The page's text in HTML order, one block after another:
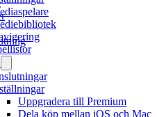
Uppgradera till Premium
Dela köp mellan iOS och Mac